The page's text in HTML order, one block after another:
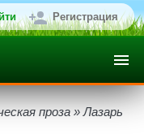
Регистрация
проза » Лазарь